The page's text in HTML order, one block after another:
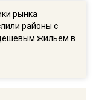
рынка
районы с
жильем в